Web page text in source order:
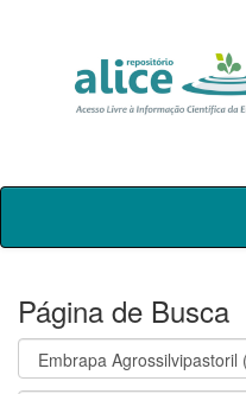
Skip
Página de Busca